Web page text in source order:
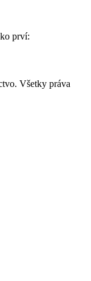
prví:
Všetky práva